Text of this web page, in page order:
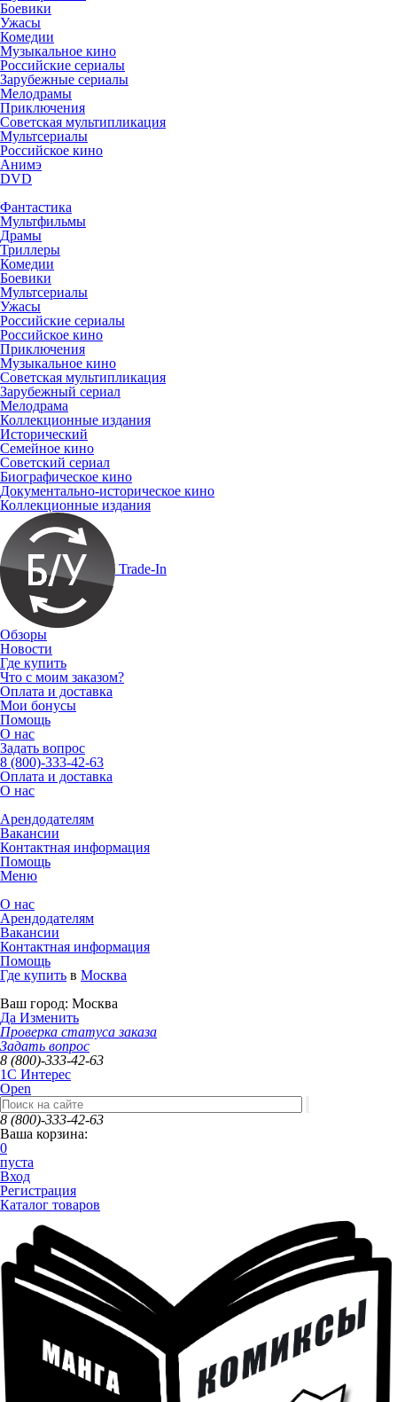
Боевики
Ужасы
Комедии
Музыкальное кино
Российские сериалы
Зарубежные сериалы
Мелодрамы
Приключения
Советская мультипликация
Мультсериалы
Российское кино
Анимэ
DVD
Фантастика
Мультфильмы
Драмы
Триллеры
Комедии
Боевики
Мультсериалы
Ужасы
Российские сериалы
Российское кино
Приключения
Музыкальное кино
Советская мультипликация
Зарубежный сериал
Мелодрама
Коллекционные издания
Исторический
Семейное кино
Советский сериал
Биографическое кино
Документально-историческое кино
Коллекционные издания
Trade-In
Обзоры
Новости
Где купить
Что с моим заказом?
Оплата и доставка
Мои бонусы
Помощь
О нас
Задать вопрос
8 (800)-333-42-63
Оплата и доставка
О нас
Арендодателям
Вакансии
Контактная информация
Помощь
Меню
О нас
Арендодателям
Вакансии
Контактная информация
Помощь
Где купить в Москва
Ваш город: Москва
Да Изменить
Проверка статуса заказа
Задать вопрос
8 (800)-333-42-63
1C Интерес
Open
8 (800)-333-42-63
Ваша корзина:
0
пуста
Вход
Регистрация
Каталог товаров